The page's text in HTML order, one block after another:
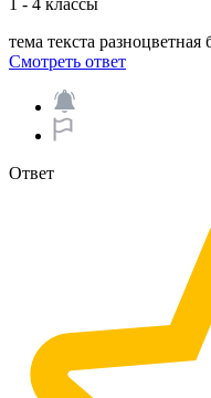
1 - 4 классы
тема текста
Смотреть ответ
Ответ